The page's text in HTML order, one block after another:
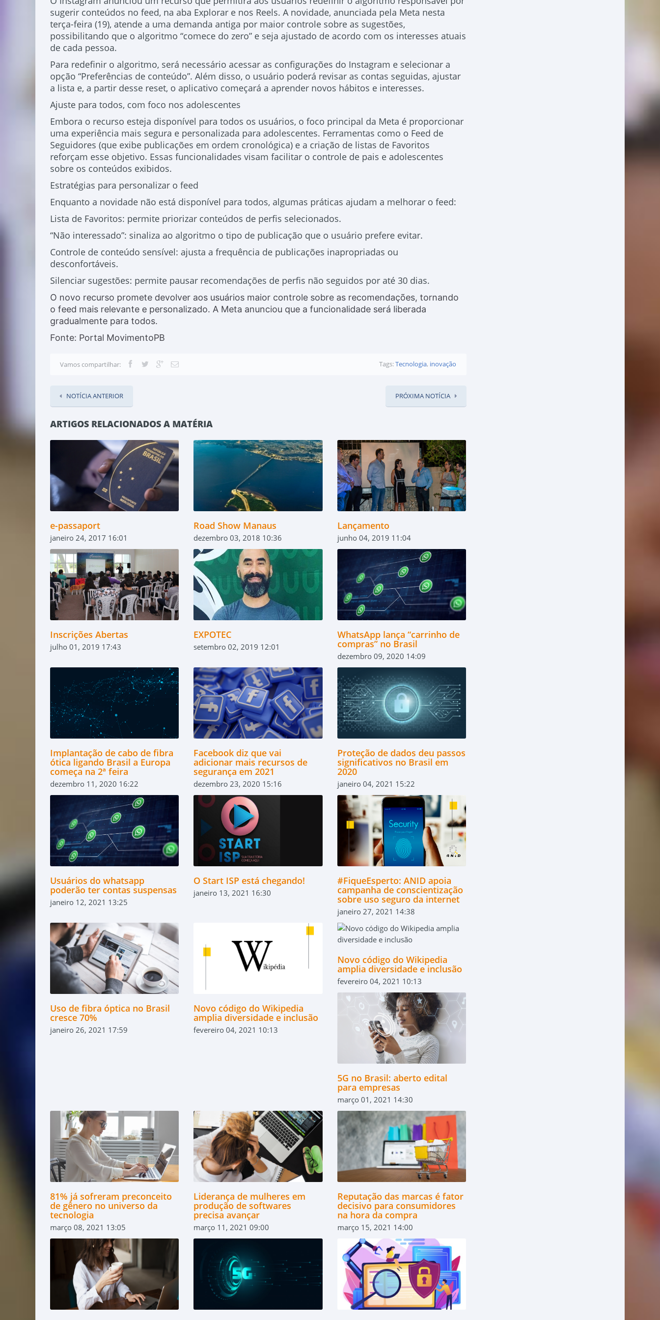
sugerir conteúdos no feed, na aba Explorar e nos Reels. A novidade, anunciada pela Meta nesta
terça-feira (19), atende a uma demanda antiga por maior controle sobre as sugestões,
possibilitando que o algoritmo “comece do zero” e seja ajustado de acordo com os interesses atuais
de cada pessoa.
Para redefinir o algoritmo, será necessário acessar as configurações do Instagram e selecionar a
opção “Preferências de conteúdo”. Além disso, o usuário poderá revisar as contas seguidas, ajustar
a lista e, a partir desse reset, o aplicativo começará a aprender novos hábitos e interesses.
Ajuste para todos, com foco nos adolescentes
Embora o recurso esteja disponível para todos os usuários, o foco principal da Meta é proporcionar
uma experiência mais segura e personalizada para adolescentes. Ferramentas como o Feed de
Seguidores (que exibe publicações em ordem cronológica) e a criação de listas de Favoritos
reforçam esse objetivo. Essas funcionalidades visam facilitar o controle de pais e adolescentes
sobre os conteúdos exibidos.
Estratégias para personalizar o feed
Enquanto a novidade não está disponível para todos, algumas práticas ajudam a melhorar o feed:
Lista de Favoritos: permite priorizar conteúdos de perfis selecionados.
“Não interessado”: sinaliza ao algoritmo o tipo de publicação que o usuário prefere evitar.
Controle de conteúdo sensível: ajusta a frequência de publicações inapropriadas ou
desconfortáveis.
Silenciar sugestões: permite pausar recomendações de perfis não seguidos por até 30 dias.
O novo recurso promete devolver aos usuários maior controle sobre as recomendações, tornando
o feed mais relevante e personalizado. A Meta anunciou que a funcionalidade será liberada
gradualmente para todos.
Fonte: Portal MovimentoPB
Vamos compartilhar: Tags:Tecnologia, inovação
NOTÍCIA ANTERIOR PRÓXIMA NOTÍCIA
ARTIGOS RELACIONADOS A MATÉRIA
e-passaport
janeiro 24, 2017 16:01
Road Show Manaus
dezembro 03, 2018 10:36
Lançamento
junho 04, 2019 11:04
Inscrições Abertas
julho 01, 2019 17:43
EXPOTEC
setembro 02, 2019 12:01
WhatsApp lança “carrinho de
compras” no Brasil
dezembro 09, 2020 14:09
Implantação de cabo de fibra
ótica ligando Brasil a Europa
começa na 2ª feira
dezembro 11, 2020 16:22
Facebook diz que vai
adicionar mais recursos de
segurança em 2021
dezembro 23, 2020 15:16
Proteção de dados deu passos
significativos no Brasil em
2020
janeiro 04, 2021 15:22
Usuários do whatsapp
poderão ter contas suspensas
janeiro 12, 2021 13:25
O Start ISP está chegando!
janeiro 13, 2021 16:30
#FiqueEsperto: ANID apoia
campanha de conscientização
sobre uso seguro da internet
janeiro 27, 2021 14:38
Uso de fibra óptica no Brasil
cresce 70%
janeiro 26, 2021 17:59
Novo código do Wikipedia
amplia diversidade e inclusão
fevereiro 04, 2021 10:13
Novo código do Wikipedia
amplia diversidade e inclusão
fevereiro 04, 2021 10:13
5G no Brasil: aberto edital
para empresas
março 01, 2021 14:30
81% já sofreram preconceito
de gênero no universo da
tecnologia
março 08, 2021 13:05
Liderança de mulheres em
produção de softwares
precisa avançar
março 11, 2021 09:00
Reputação das marcas é fator
decisivo para consumidores
na hora da compra
março 15, 2021 14:00